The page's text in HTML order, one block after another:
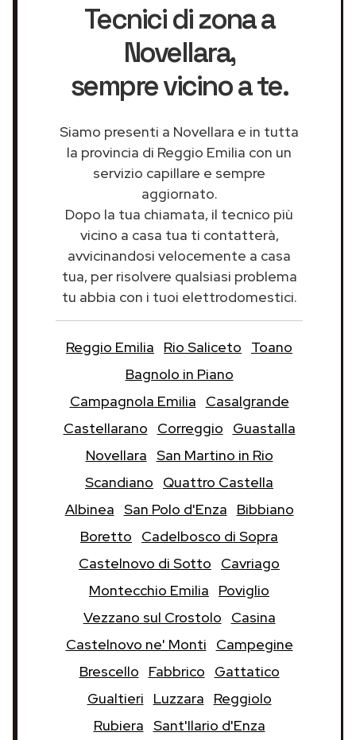
Tecnici di zona a
Novellara,
sempre vicino a te.
Siamo presenti a Novellara e in tutta
la provincia di Reggio Emilia con un
servizio capillare e sempre
aggiornato.
Dopo la tua chiamata, il tecnico più
vicino a casa tua ti contatterà,
avvicinandosi velocemente a casa
tua, per risolvere qualsiasi problema
tu abbia con i tuoi elettrodomestici.
Reggio Emilia Rio Saliceto
Toano
Bagnolo in Piano
Campagnola Emilia
Casalgrande
Castellarano
Correggio
Guastalla
Novellara San Martino in Rio
Scandiano
Quattro Castella
Albinea San Polo d'Enza
Bibbiano
Boretto
Cadelbosco di Sopra
Castelnovo di Sotto
Cavriago
Montecchio Emilia
Poviglio
Vezzano sul Crostolo
Casina
Castelnovo ne' Monti
Campegine
Brescello
Fabbrico
Gattatico
Gualtieri
Luzzara
Reggiolo
Rubiera Sant'Ilario d'Enza